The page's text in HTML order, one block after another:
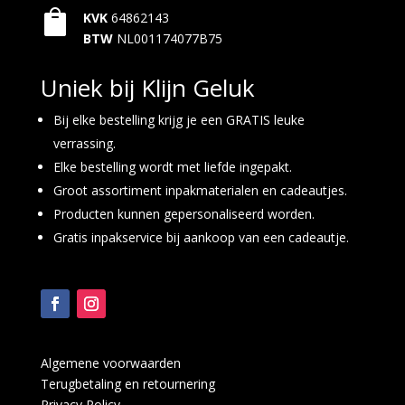
 KVK 64862143
BTW NL001174077B75
Uniek bij Klijn Geluk
Bij elke bestelling krijg je een GRATIS leuke
verrassing.
Elke bestelling wordt met liefde ingepakt.
Groot assortiment inpakmaterialen en cadeautjes.
Producten kunnen gepersonaliseerd worden.
Gratis inpakservice bij aankoop van een cadeautje.
Algemene voorwaarden
Terugbetaling en retournering